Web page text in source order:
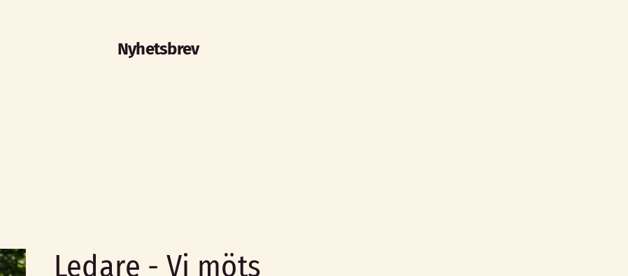
Nyhetsbrev
Ledare - Vi möts